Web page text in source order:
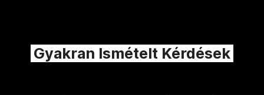
Gyakran Ismételt Kérdések